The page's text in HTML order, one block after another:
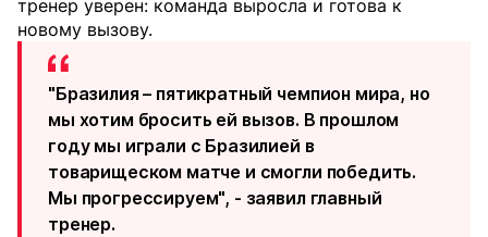
тренер уверен: команда выросла и готова к
новому вызову.
"Бразилия – пятикратный чемпион мира, но
мы хотим бросить ей вызов. В прошлом
году мы играли с Бразилией в
товарищеском матче и смогли победить.
Мы прогрессируем", - заявил главный
тренер.